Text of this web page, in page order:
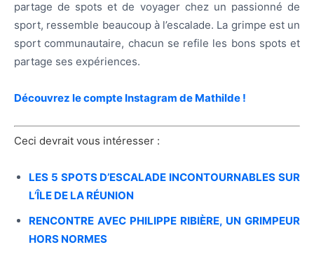
partage de spots et de voyager chez un passionné de
sport, ressemble beaucoup à l’escalade. La grimpe est un
sport communautaire, chacun se refile les bons spots et
partage ses expériences.
Découvrez le compte Instagram de Mathilde !
Ceci devrait vous intéresser :
LES 5 SPOTS D’ESCALADE INCONTOURNABLES SUR
L’ÎLE DE LA RÉUNION
RENCONTRE AVEC PHILIPPE RIBIÈRE, UN GRIMPEUR
HORS NORMES